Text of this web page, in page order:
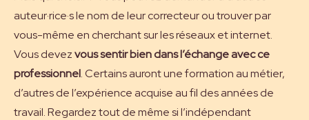
auteur·rice·s le nom de leur correcteur ou trouver par
vous-même en cherchant sur les réseaux et internet.
Vous devezvous sentir bien dans l’échange avec ce
professionnel. Certains auront une formation au métier,
d’autres de l’expérience acquise au fil des années de
travail. Regardez tout de même si l’indépendant